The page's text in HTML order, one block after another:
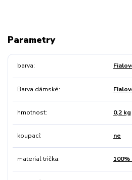
Parametry
barva
Barva dámské
hmotnost 0,2 kg
koupací ne
material trička 100%